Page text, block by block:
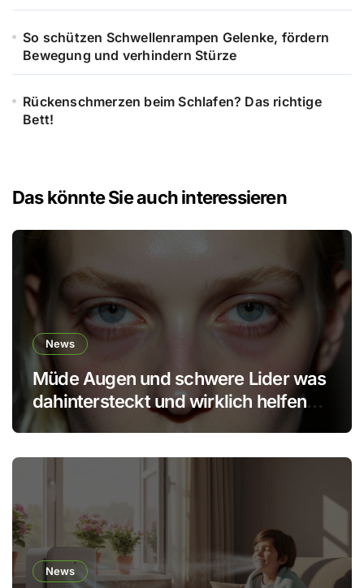
So schützen Schwellenrampen Gelenke, fördern
Bewegung und verhindern Stürze
Rückenschmerzen beim Schlafen? Das richtige
Bett!
Das könnte Sie auch interessieren
News
Müde Augen und schwere Lider was
dahintersteckt und wirklich helfen
kann
News